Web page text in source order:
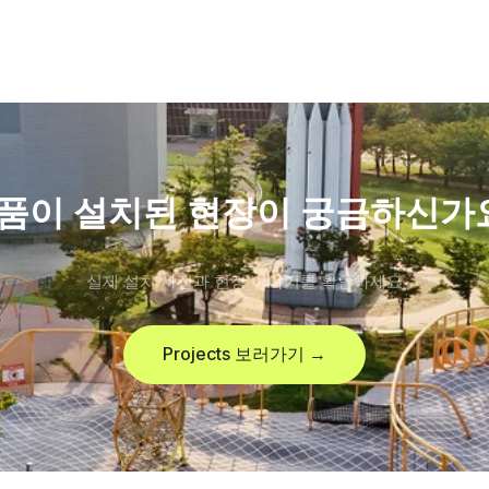
이 설치된 현장이 궁금하신가
실제 설치 사진과 현장 이야기를 확인하세요
Projects 보러가기 →